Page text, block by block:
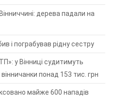
дерева падали на
і пограбував рідну сестру
у Вінниці судитимуть
понад 153 тис. грн
майже 600 нападів